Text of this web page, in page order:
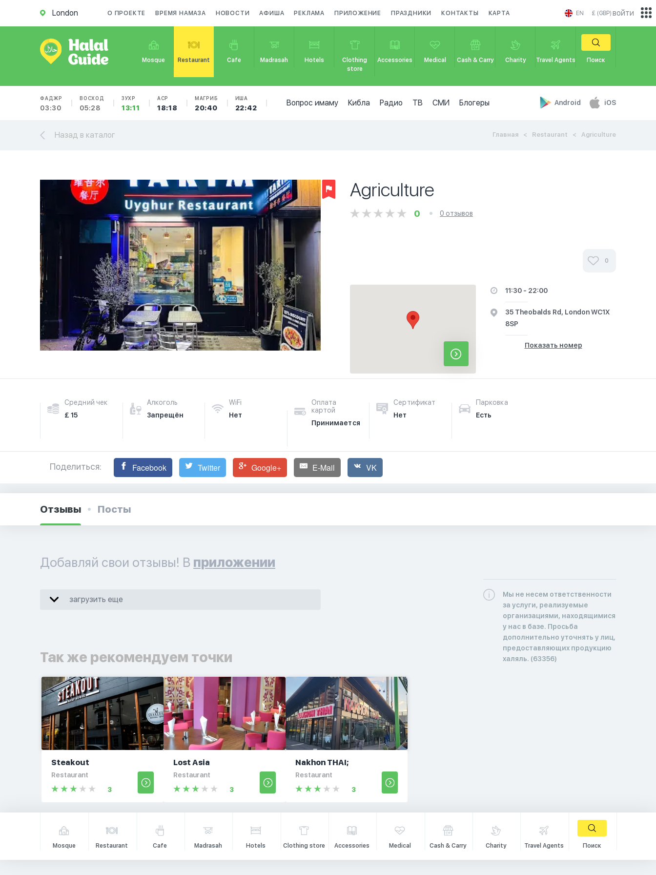
London О ПРОЕКТЕ ВРЕМЯ НАМАЗА НОВОСТИ АФИША РЕКЛАМА ПРИЛОЖЕНИЕ ПРАЗДНИКИ КОНТАКТЫ КАРТА EN £ (GBP)
Mosque Restaurant Cafe Madrasah Hotels
Clothing
store
Accessories Medical Cash & Carry Charity Travel Agents Поиск
ФАДЖР
03:30
ВОСХОД
05:28
ЗУХР
13:11
АСР
18:18
МАГРИБ
20:40
ИША
22:42
Вопрос имаму Кибла Радио ТВ СМИ Блогеры Android iOS
войти
Назад в каталог Главная Restaurant Agriculture
Agriculture
0 0 отзывов
0
11:30 - 22:00
35 Theobalds Rd, London WC1X
8SP
Показать номер
Средний чек
£ 15
Алкоголь
Запрещён
WiFi
Нет
Оплата
картой
Принимается
Сертификат
Нет
Парковка
Есть
Поделиться: Facebook Twitter Google+ E-Mail VK
Отзывы Посты
Добавляй свои отзывы! В приложении
загрузить еще
Так же рекомендуем точки
Steakout
Restaurant
3
Lost Asia
Restaurant
3
Nakhon THAI;
Restaurant
3
Мы не несем ответственности
за услуги, реализуемые
организациями, находящимися
у нас в базе. Просьба
дополнительно уточнять у лиц,
предоставляющих продукцию
халяль. (63356)
Mosque Restaurant Cafe Madrasah Hotels Clothing store Accessories Medical Cash & Carry Charity Travel Agents Поиск